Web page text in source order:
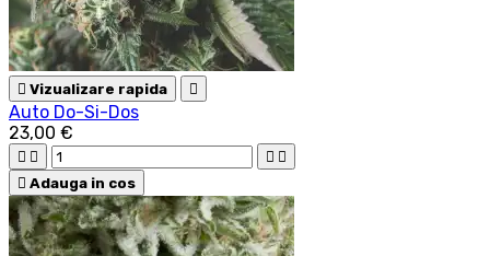
 Vizualizare rapida 
Auto Do-Si-Dos
23,00 €
   
 Adauga in cos